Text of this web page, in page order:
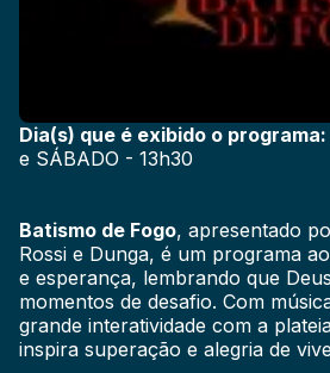
Dia(s) que é exibido o programa:
e SÁBADO - 13h30
Batismo de Fogo, apresentado
Rossi e Dunga, é um programa
e esperança, lembrando que
momentos de desafio. Com
grande interatividade com a
inspira superação e alegria de